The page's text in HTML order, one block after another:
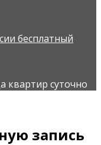
бесплатный
суточно
запись